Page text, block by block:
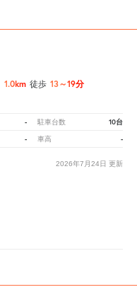
1.0km 徒歩 13～19分
- 駐車台数 10台
- 車高 -
2026年7月24日 更新